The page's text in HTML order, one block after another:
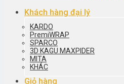
Khách hàng đại lý
KARDO
PremiWRAP
SPARCO
3D KAGU MAXPIDER
MITA
KHÁC
Giỏ hàng